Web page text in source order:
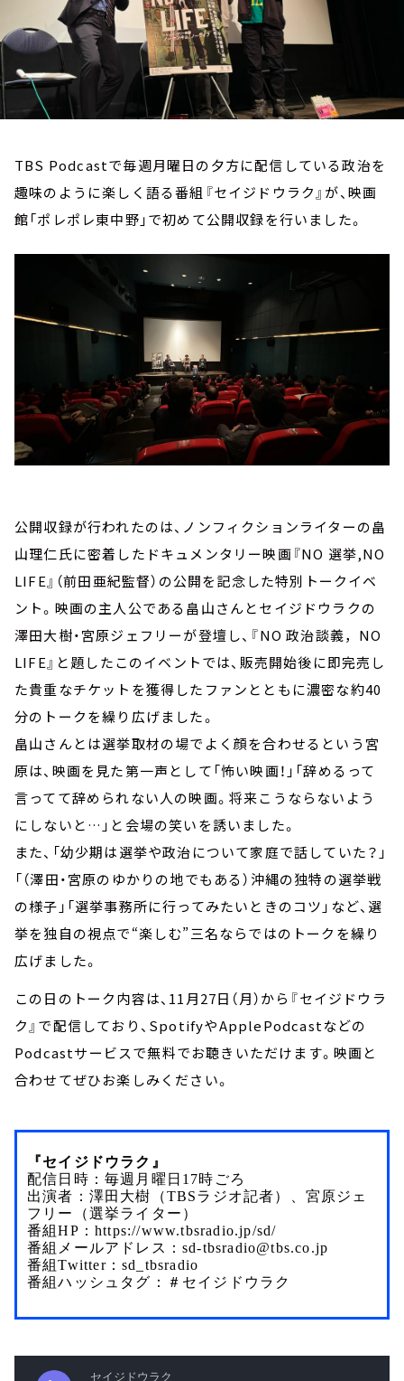
TBS Podcastで毎週月曜日の夕方に配信している政治を
趣味のように楽しく語る番組『セイジドウラク』が、映画
館「ポレポレ東中野」で初めて公開収録を行いました。
公開収録が行われたのは、ノンフィクションライターの畠
山理仁氏に密着したドキュメンタリー映画『NO 選挙,NO
LIFE』（前田亜紀監督）の公開を記念した特別トークイベ
ント。映画の主人公である畠山さんとセイジドウラクの
澤田大樹・宮原ジェフリーが登壇し、『NO 政治談義，NO
LIFE』と題したこのイベントでは、販売開始後に即完売し
た貴重なチケットを獲得したファンとともに濃密な約40
分のトークを繰り広げました。
畠山さんとは選挙取材の場でよく顔を合わせるという宮
原は、映画を見た第一声として「怖い映画！」「辞めるって
言ってて辞められない人の映画。将来こうならないよう
にしないと…」と会場の笑いを誘いました。
また、「幼少期は選挙や政治について家庭で話していた？」
「（澤田・宮原のゆかりの地でもある）沖縄の独特の選挙戦
の様子」「選挙事務所に行ってみたいときのコツ」など、選
挙を独自の視点で“楽しむ”三名ならではのトークを繰り
広げました。
この日のトーク内容は、11月27日（月）から『セイジドウラ
ク』で配信しており、SpotifyやApplePodcastなどの
Podcastサービスで無料でお聴きいただけます。映画と
合わせてぜひお楽しみください。
『セイジドウラク』
配信日時：毎週月曜日17時ごろ
出演者：澤田大樹（TBSラジオ記者）、宮原ジェ
フリー（選挙ライター）
番組HP：https://www.tbsradio.jp/sd/
番組メールアドレス：sd-tbsradio@tbs.co.jp
番組Twitter：sd_tbsradio
番組ハッシュタグ：＃セイジドウラク